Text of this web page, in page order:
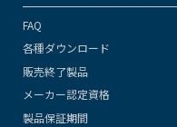
FAQ
各種ダウンロード
販売終了製品
メーカー認定資格
製品保証期間